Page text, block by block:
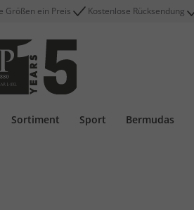
Größen ein Preis Kostenlose Rücksendung
Sortiment Sport Bermudas